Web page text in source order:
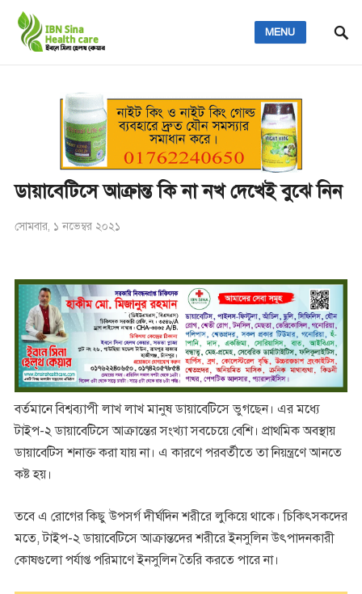
MENU
ডায়াবেটিসে আক্রান্ত কি না নখ দেখেই বুঝে নিন
সোমবার, ১ নভেম্বর ২০২১
বর্তমানে বিশ্বব্যাপী লাখ লাখ মানুষ ডায়াবেটিসে ভুগছেন। এর মধ্যে
টাইপ-২ ডায়াবেটিসে আক্রান্তের সংখ্যা সবচেয়ে বেশি। প্রাথমিক অবস্থায়
ডায়াবেটিস শনাক্ত করা যায় না। এ কারণে পরবর্তীতে তা নিয়ন্ত্রণে আনতে
কষ্ট হয়।
তবে এ রোগের কিছু উপসর্গ দীর্ঘদিন শরীরে লুকিয়ে থাকে। চিকিৎসকদের
মতে, টাইপ-২ ডায়াবেটিসে আক্রান্তদের শরীরে ইনসুলিন উৎপাদনকারী
কোষগুলো পর্যাপ্ত পরিমাণে ইনসুলিন তৈরি করতে পারে না।